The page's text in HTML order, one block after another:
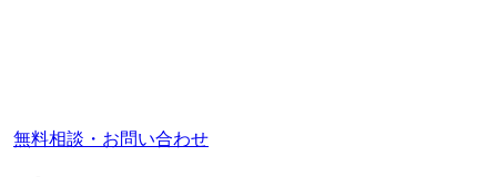
無料相談・お問い合わせ